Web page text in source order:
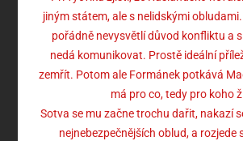
jiným státem, ale s nelidskými
pořádně nevysvětlí důvod konfliktu a
nedá komunikovat. Prostě ideální
zemřít. Potom ale Formánek potkává
má pro co, tedy pro koho
Sotva se mu začne trochu dařit, nakazí
nejnebezpečnějších oblud, a rozjede